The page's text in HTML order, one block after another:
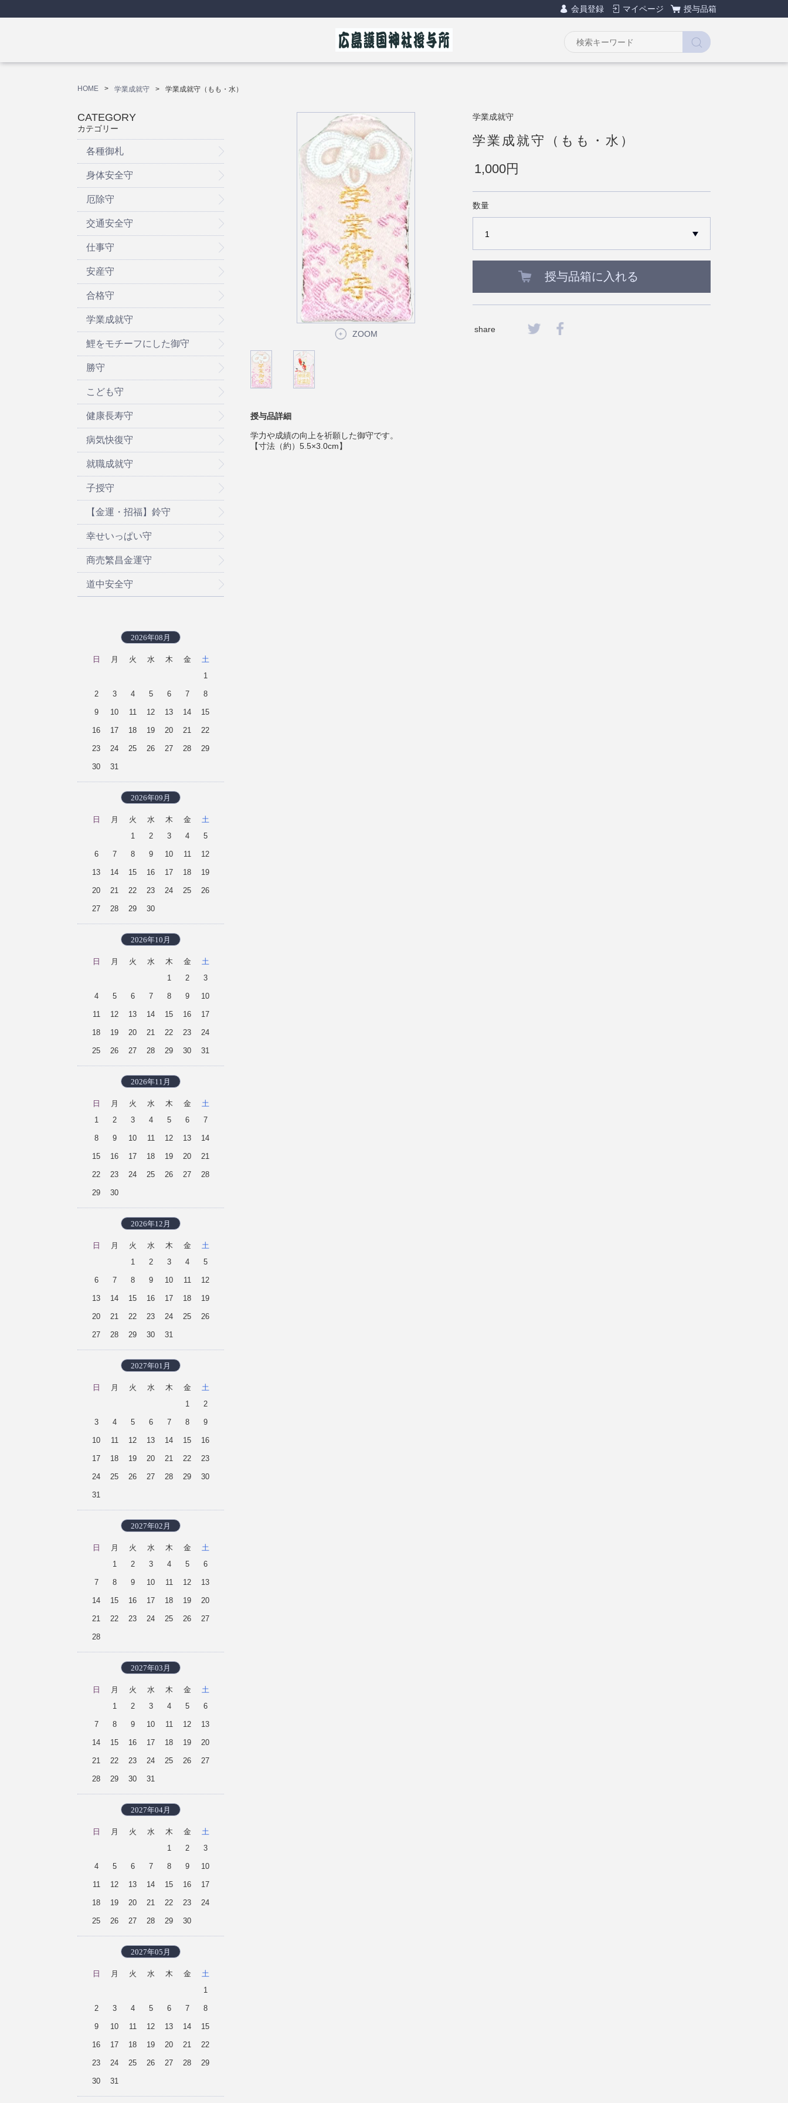
会員登録 マイページ 授与品箱
HOME 学業成就守 学業成就守（もも・水）
ZOOM
学業成就守
学業成就守（もも・水）
1,000円
数量
授与品箱に入れる
share
授与品詳細
学力や成績の向上を祈願した御守です。
【寸法（約）5.5×3.0cm】
CATEGORY
カテゴリー
各種御札
身体安全守
厄除守
交通安全守
仕事守
安産守
合格守
学業成就守
鯉をモチーフにした御守
勝守
こども守
健康長寿守
病気快復守
就職成就守
子授守
【金運・招福】鈴守
幸せいっぱい守
商売繁昌金運守
道中安全守
2026年08月
日 月 火 水 木 金
土
1
2 3 4 5 6 7 8
9 10 11 12 13 14 15
16 17 18 19 20 21 22
23 24 25 26 27 28 29
30 31
2026年09月
日 月 火 水 木 金
土
1
2 3 4 5
6 7 8 9 10 11 12
13 14 15 16 17 18 19
20 21 22 23 24 25 26
27 28 29 30
2026年10月
日 月 火 水 木 金
土
1
2 3
4 5 6 7 8 9 10
11 12 13 14 15 16 17
18 19 20 21 22 23 24
25 26 27 28 29 30 31
2026年11月
日 月 火 水 木 金
土
1
2 3 4 5 6 7
8 9 10 11 12 13 14
15 16 17 18 19 20 21
22 23 24 25 26 27 28
29 30
2026年12月
日 月 火 水 木 金
土
1
2 3 4 5
6 7 8 9 10 11 12
13 14 15 16 17 18 19
20 21 22 23 24 25 26
27 28 29 30 31
2027年01月
日 月 火 水 木 金
土
1
2
3 4 5 6 7 8 9
10 11 12 13 14 15 16
17 18 19 20 21 22 23
24 25 26 27 28 29 30
31
2027年02月
日 月 火 水 木 金
土
1
2 3 4 5 6
7 8 9 10 11 12 13
14 15 16 17 18 19 20
21 22 23 24 25 26 27
28
2027年03月
日 月 火 水 木 金
土
1
2 3 4 5 6
7 8 9 10 11 12 13
14 15 16 17 18 19 20
21 22 23 24 25 26 27
28 29 30 31
2027年04月
日 月 火 水 木 金
土
1
2 3
4 5 6 7 8 9 10
11 12 13 14 15 16 17
18 19 20 21 22 23 24
25 26 27 28 29 30
2027年05月
日 月 火 水 木 金
土
1
2 3 4 5 6 7 8
9 10 11 12 13 14 15
16 17 18 19 20 21 22
23 24 25 26 27 28 29
30 31